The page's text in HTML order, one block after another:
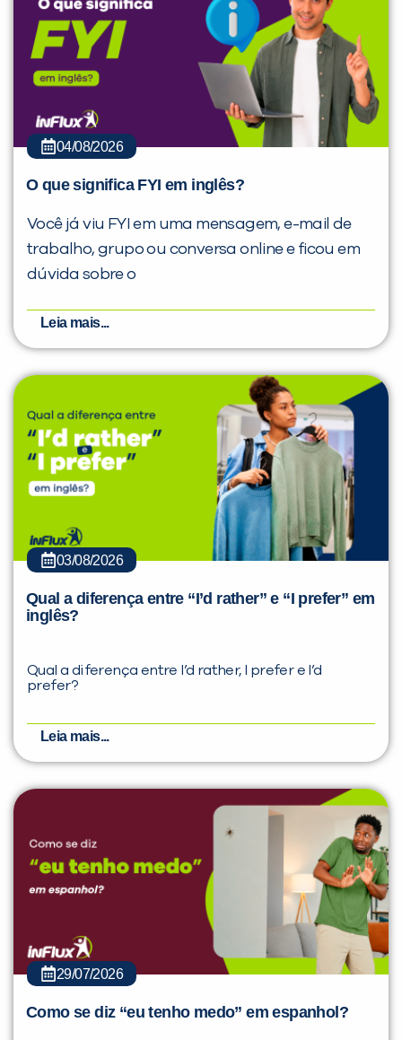
04/08/2026
O que significa FYI em inglês?
Você já viu FYI em uma mensagem, e-mail de
trabalho, grupo ou conversa online e ficou em
dúvida sobre o
Leia mais...
03/08/2026
Qual a diferença entre “I’d rather” e “I prefer” em
inglês?
Qual a diferença entre I’d rather, I prefer e I’d
prefer?
Leia mais...
29/07/2026
Como se diz “eu tenho medo” em espanhol?